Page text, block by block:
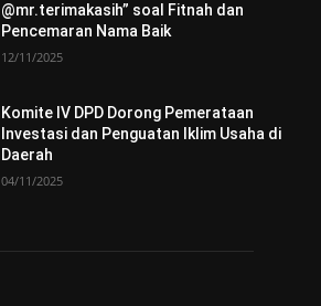
@mr.terimakasih” soal Fitnah dan
Pencemaran Nama Baik
12/11/2025
Komite IV DPD Dorong Pemerataan
Investasi dan Penguatan Iklim Usaha di
Daerah
04/11/2025